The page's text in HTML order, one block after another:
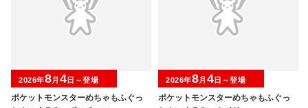
ポケットモンスターめちゃもふぐっ
2026年8月 4日～登場
ポケットモンスターめちゃもふぐっ
2026年8月 4日～登場